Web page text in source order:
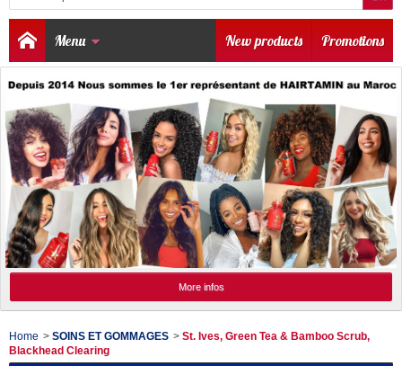
Menu Promotions
New products
More infos
Home > SOINS ET GOMMAGES > St. Ives, Green Tea & Bamboo Scrub,
Blackhead Clearing